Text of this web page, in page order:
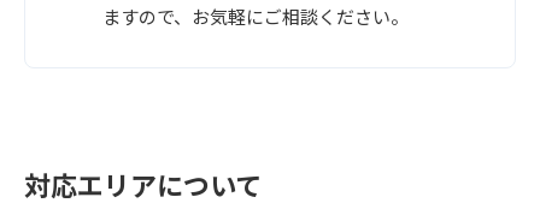
ますので、お気軽にご相談ください。
対応エリアについて